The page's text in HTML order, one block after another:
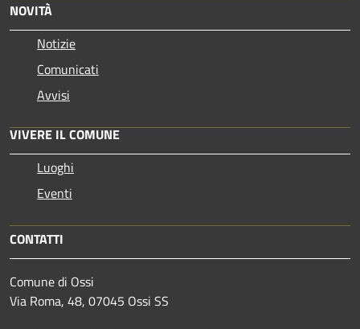
NOVITÀ
Notizie
Comunicati
Avvisi
VIVERE IL COMUNE
Luoghi
Eventi
CONTATTI
Comune di Ossi
Via Roma, 48, 07045 Ossi SS